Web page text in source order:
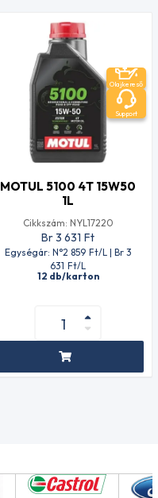
MOTUL 5100 4T 15W50
1L
Cikkszám: NYL17220
Br 3 631 Ft
Egységár: N°2 859 Ft/L | Br 3
631 Ft/L
12 db/karton
Olajkereső
Support